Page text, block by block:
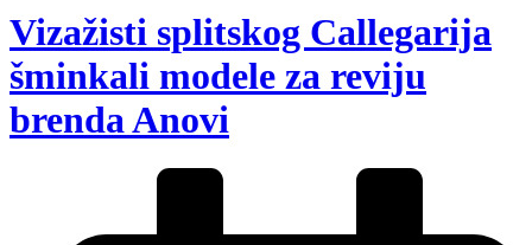
Vizažisti splitskog Callegarija
šminkali modele za reviju
brenda Anovi